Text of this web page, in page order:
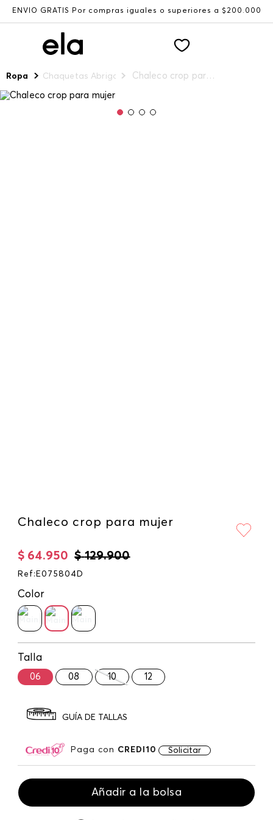
ENVÍO GRATIS Por compras iguales o superiores a $200.000
Ropa Chaquetas Abrigos y Chalecos Chaleco crop para mujer
Chaleco crop para mujer
$ 129.900
$ 64.950
Ref : E075804D
Color
Talla
06 08 10 12
GUÍA DE TALLAS
Paga con CREDI10 Solicitar
Añadir a la bolsa